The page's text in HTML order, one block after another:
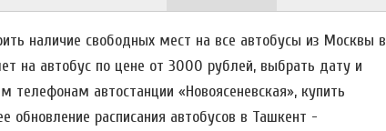
наличие свободных мест на все автобусы из Москвы в
на автобус по цене от 3000 рублей, выбрать дату и
телефонам автостанции «Новоясеневская», купить
обновление расписания автобусов в Ташкент -